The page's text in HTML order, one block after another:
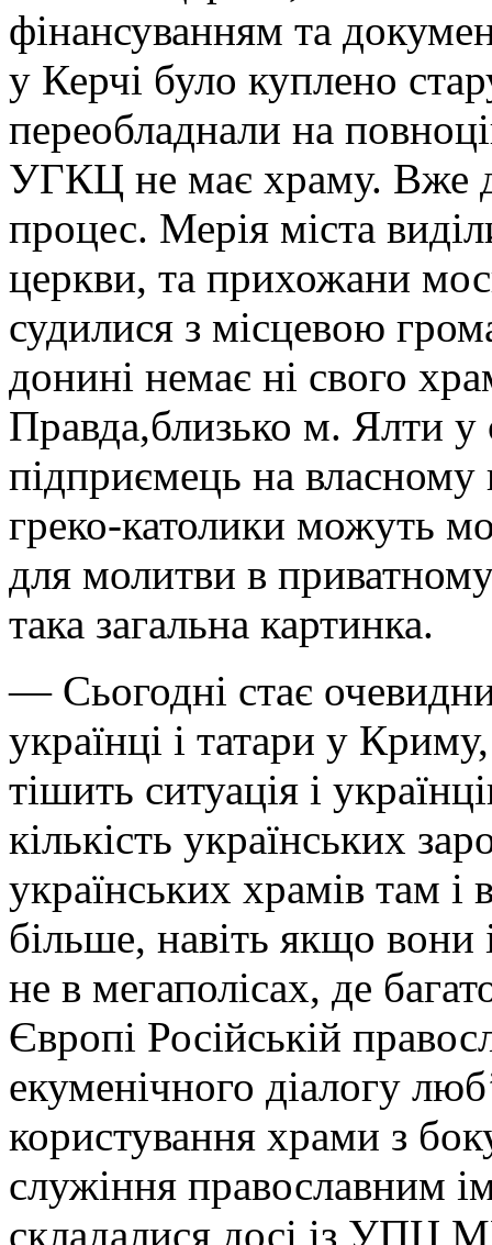
фінансуванням та
у Керчі було куплено
переобладнали на
УГКЦ не має храму. Вже
процес. Мерія міста
церкви, та прихожани
судилися з місцевою
донині немає ні свого
Правда,близько м. Ялти у
підприємець на власному
греко-католики можуть
для молитви в
така загальна картинка.
— Сьогодні стає
українці і татари у
тішить ситуація і
кількість українських
українських храмів там і
більше, навіть якщо вони
не в мегаполісах, де
Європі Російській
екуменічного діалогу
користування храми з
служіння православним
складалися досі із УПЦ